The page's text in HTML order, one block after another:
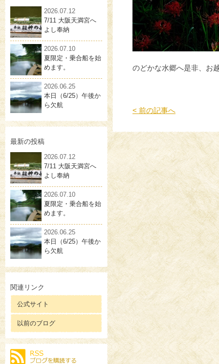
2026.07.12
7/11 大阪天満宮へ
よし奉納
2026.07.10
夏限定・乗合船を始
めます。
2026.06.25
本日（6/25）午後か
ら欠航
最新の投稿
2026.07.12
7/11 大阪天満宮へ
よし奉納
2026.07.10
夏限定・乗合船を始
めます。
2026.06.25
本日（6/25）午後か
ら欠航
関連リンク
公式サイト
以前のブログ
のどかな水郷へ是非、お
< 前の記事へ